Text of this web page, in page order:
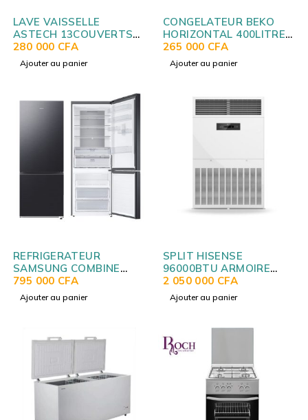
LAVE VAISSELLE
ASTECH 13COUVERTS
EX2007EA
280 000 CFA
Ajouter au panier
CONGELATEUR BEKO
HORIZONTAL 400LITRES
GRIS CF316ST24
265 000 CFA
Ajouter au panier
REFRIGERATEUR
SAMSUNG COMBINE
3TIROIRS NOIR RB53
EB1
795 000 CFA
Ajouter au panier
SPLIT HISENSE
96000BTU ARMOIRE
AUF-96CR6SDA SANS
LIAISON
2 050 000 CFA
Ajouter au panier